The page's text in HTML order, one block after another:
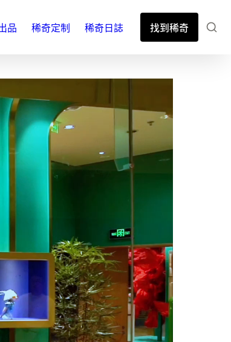
品 稀奇定制 稀奇日誌 找到稀奇